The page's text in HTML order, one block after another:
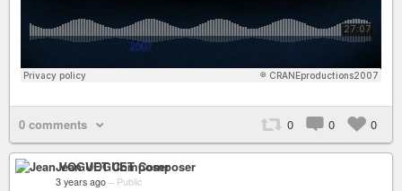
0 comments 0 0 0
Jean VOGUET Composer
3 years ago – Public